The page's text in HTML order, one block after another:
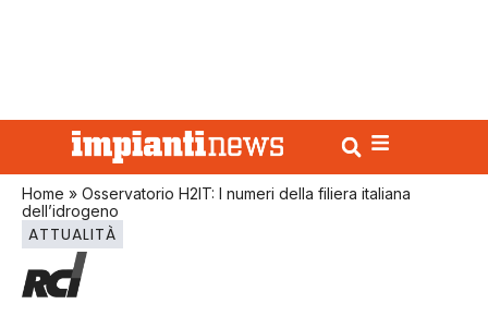
Home » Osservatorio H2IT: I numeri della filiera italiana
dell’idrogeno
ATTUALITÀ